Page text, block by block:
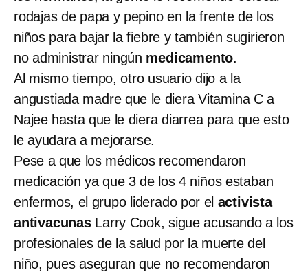
rodajas de papa y pepino en la frente de los
niños para bajar la fiebre y también sugirieron
no administrar ningún medicamento.
Al mismo tiempo, otro usuario dijo a la
angustiada madre que le diera Vitamina C a
Najee hasta que le diera diarrea para que esto
le ayudara a mejorarse.
Pese a que los médicos recomendaron
medicación ya que 3 de los 4 niños estaban
enfermos, el grupo liderado por el activista
antivacunasLarry Cook, sigue acusando a los
profesionales de la salud por la muerte del
niño, pues aseguran que no recomendaron